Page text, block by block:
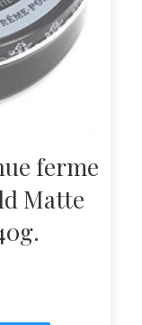
ferme
Matte